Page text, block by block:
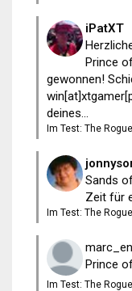
iPatXT
Prince
gewonnen!
deines...
Im Test: The
Sands
Zeit für
Im Test: The
Prince
Im Test: The